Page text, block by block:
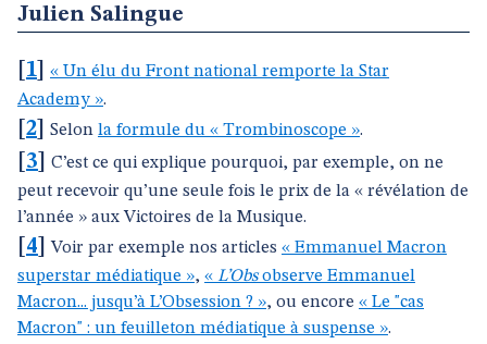
Julien Salingue
1
« Un élu du Front national remporte la Star
Academy ».
2 Selon la formule du « Trombinoscope ».
3
C’est ce qui explique pourquoi, par exemple, on ne
peut recevoir qu’une seule fois le prix de la « révélation de
l’année » aux Victoires de la Musique.
4 ]Voir par exemple nos articles « Emmanuel Macron
superstar médiatique », « L’Obsobserve Emmanuel
Macron... jusqu’à L’Obsession ? », ou encore « Le "cas
Macron" : un feuilleton médiatique à suspense ».